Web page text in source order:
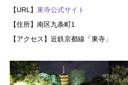
【URL】 東寺公式サイト
【住所】南区九条町1
【アクセス】近鉄京都線「東寺」